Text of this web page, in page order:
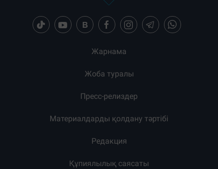
Жарнама
Жоба туралы
Пресс-релиздер
Материалдарды қолдану тәртібі
Редакция
Құпиялылық саясаты